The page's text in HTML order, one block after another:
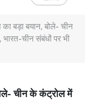
का बड़ा बयान, बोले- चीन
चीन संबंधों पर भी
चीन के कंट्रोल में